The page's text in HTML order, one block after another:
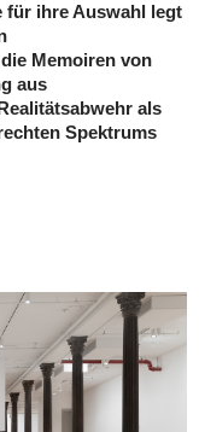
für ihre Auswahl legt
Memoiren von
aus
als
Spektrums